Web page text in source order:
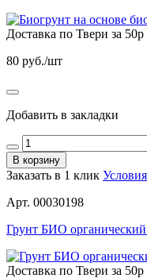
Доставка по Твери за 50р
80 руб./шт
Добавить в закладки
В корзину
Заказать в 1 клик
Арт. 00030198
Грунт БИО
Доставка по Твери за 50р